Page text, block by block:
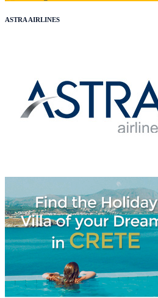
ASTRA AIRLINES